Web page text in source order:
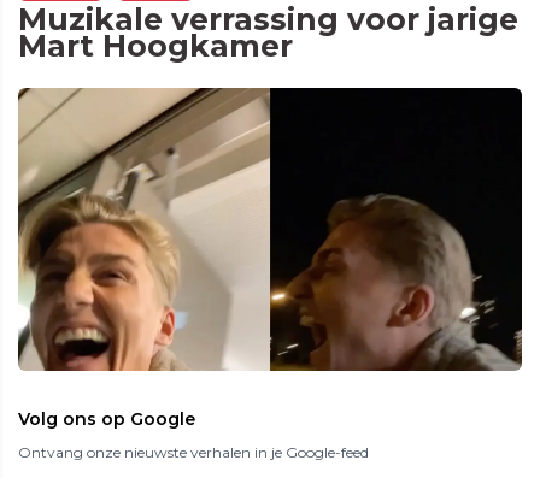
Muzikale verrassing voor jarige
Mart Hoogkamer
Volg ons op Google
Ontvang onze nieuwste verhalen in je Google-feed